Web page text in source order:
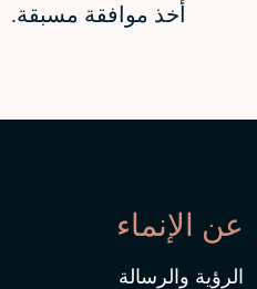
أخذ موافقة مسبقة.
عن الإنماء
الرؤية والرسالة